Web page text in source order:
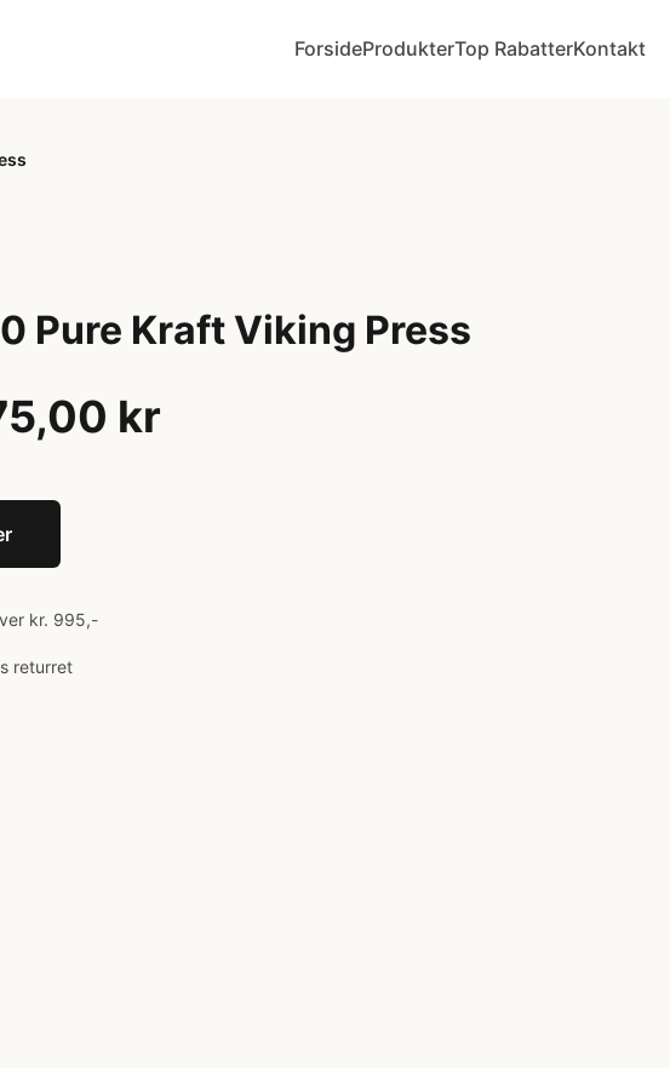
ForsideProdukterTop RabatterKontakt
Pure Kraft Viking Press
kr
kr. 995,-
returret